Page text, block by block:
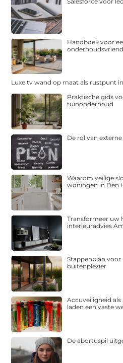
Handboek voor
Luxe tv wand op maat als rustpunt
Praktische gids
tuinonderhoud
De rol van
Waarom veilige
woningen in Den
Transformeer uw
interieuradvies
Stappenplan
buitenplezier
Accuveiligheid als
laden een vaste
De abortuspil